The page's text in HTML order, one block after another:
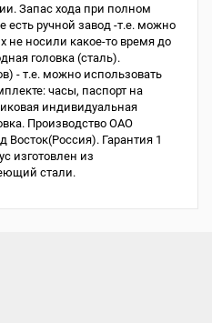
Запас хода при полном
есть ручной завод -т.е. можно
не носили какое-то время до
головка (сталь).
- т.е. можно использовать
часы, паспорт на
индивидуальная
Производство ОАО
Восток(Россия). Гарантия 1
изготовлен из
стали.